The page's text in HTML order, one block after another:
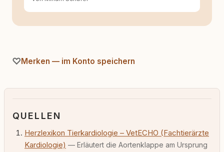
Merken — im Konto speichern
QUELLEN
Herzlexikon Tierkardiologie – VetECHO (Fachtierärzte
Kardiologie) — Erläutert die Aortenklappe am Ursprung